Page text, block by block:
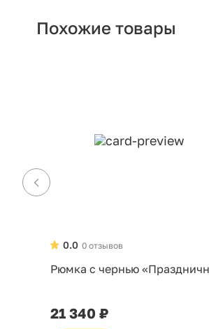
Похожие товары
0 отзывов
0.0
Рюмка с чернью
21 340 ₽